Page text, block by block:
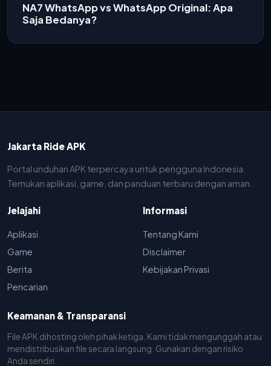
NA7 WhatsApp vs WhatsApp Original: Apa
Saja Bedanya?
Jakarta Ride APK
Portal unduhan APK terpercaya untuk pengguna Indonesia.
Temukan aplikasi, game, dan panduan terbaru dengan aman.
Jelajahi
Aplikasi
Game
Berita
Pencarian
Informasi
Tentang Kami
Disclaimer
Kebijakan Privasi
Keamanan & Transparansi
File APK dihosting oleh pihak ketiga. Kami tidak mengunggah atau
mendistribusikan file secara langsung. Gunakan dengan risiko
Anda sendiri.